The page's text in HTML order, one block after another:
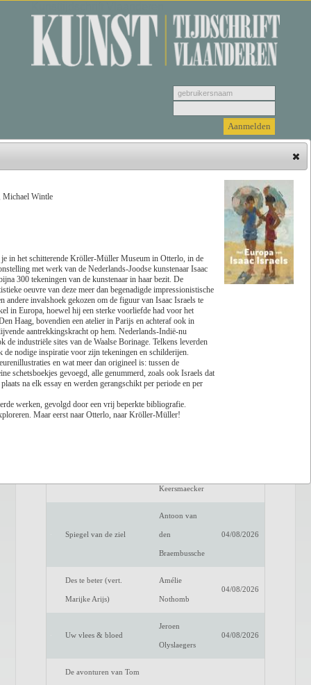
Hieronder vindt u de jongste recensies. Selecteer
een genre, vervolgens selecteer de recensie die u
wenst u te bekijken en klik tenslotte op 'Lees
recensie'.
Zoeken Genre
Lees recensie
Titel Auteur
Een verwittigd man is Dimitri
Keersmaecker
Spiegel van de ziel
Antoon van
den
Braembussche
04/08/2026
Des te beter (vert.
Marijke Arijs)
Amélie
Nothomb
04/08/2026
Uw vlees & bloed
Jeroen
Olyslaegers
04/08/2026
De avonturen van Tom
Michael Wintle
in het schitterende Kröller-Müller Museum in Otterlo, in de
met werk van de Nederlands-Joodse kunstenaar Isaac
300 tekeningen van de kunstenaar in haar bezit. De
oeuvre van deze meer dan begenadigde impressionistische
andere invalshoek gekozen om de figuur van Isaac Israels te
in Europa, hoewel hij een sterke voorliefde had voor het
Haag, bovendien een atelier in Parijs en achteraf ook in
aantrekkingskracht op hem. Nederlands-Indië-nu
industriële sites van de Waalse Borinage. Telkens leverden
nodige inspiratie voor zijn tekeningen en schilderijen.
en wat meer dan origineel is: tussen de
schetsboekjes gevoegd, alle genummerd, zoals ook Israels dat
na elk essay en werden gerangschikt per periode en per
werken, gevolgd door een vrij beperkte bibliografie.
Maar eerst naar Otterlo, naar Kröller-Müller!